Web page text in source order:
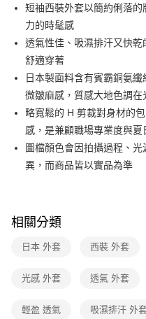
上海商業儲蓄銀行
國泰世華商業銀行
臺灣中小企業銀行
匯豐（台灣）商業銀行
聯邦商業銀行
元大商業銀行
玉山商業銀行
台新國際商業銀行
台灣樂天信用卡公司
Apple Pay
街口支付
AFTEE先享後付
相關說明
【關於「AFTEE先享後付」】
AFTEE先享後付是「在收到商品
便利好安心！
１．簡單：不需註冊會員、不需
２．便利：只要手機號碼，簡訊認
２．訂單成立數日內，您將收到繳
ATM／網路銀行／等多元方式進
後付繳納相關費用。
是否繳費成功／繳費後需取消欲
付款後全家FamilyMart取貨
每筆NT$90，滿NT$3,600(含以
黑貓宅配
每筆NT$200，滿NT$8,000(含
短袖西裝外套以簡約俐落
力的時髦感
透氣性佳、吸濕排汗又快
舒適穿著
日本製面料含有賓霸銅氨
微皺麻感，質感大地色調在
略寬鬆的 H 剪裁對身材的
感，是兼顧職場專業度與
圖檔顏色會因拍攝過程、
異，而商品皆以實品為準
相關分類
日本 外套 西裝 外套
光感 外套 透氣 外套
輕盈 透氣 吸濕排汗 外